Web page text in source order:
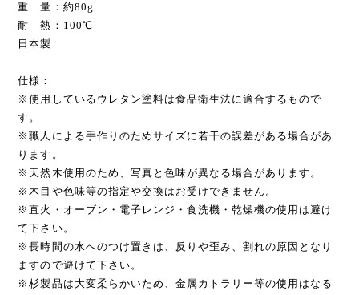
重 量：約80g
耐 熱：100℃
日本製
仕様：
※使用しているウレタン塗料は食品衛生法に適合するもので
す。
※職人による手作りのためサイズに若干の誤差がある場合があ
ります。
※天然木使用のため、写真と色味が異なる場合があります。
※木目や色味等の指定や交換はお受けできません。
※直火・オーブン・電子レンジ・食洗機・乾燥機の使用は避け
て下さい。
※長時間の水へのつけ置きは、反りや歪み、割れの原因となり
ますので避けて下さい。
※杉製品は大変柔らかいため、金属カトラリー等の使用はなる